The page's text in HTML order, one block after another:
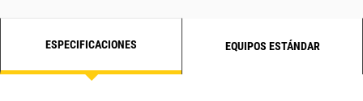
ESPECIFICACIONES EQUIPOS ESTÁNDAR